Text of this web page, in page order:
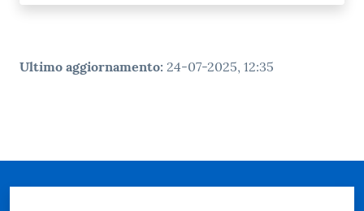
Ultimo aggiornamento: 24-07-2025, 12:35